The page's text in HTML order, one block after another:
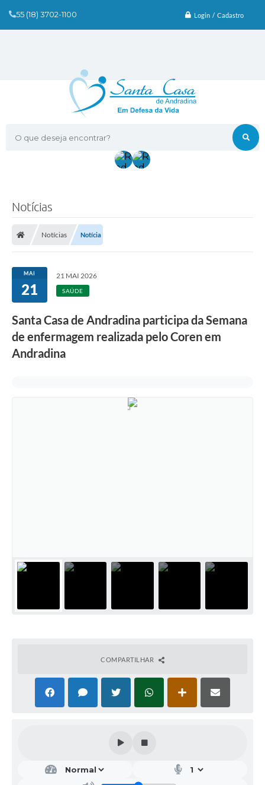
Login / Cadastro
O que deseja encontrar?
55 (18) 3702-1100
Notícias
Notícias Notícia
MAI
21
21 MAI 2026
SAÚDE
Santa Casa de Andradina participa da Semana
de enfermagem realizada pelo Coren em
Andradina
COMPARTILHAR